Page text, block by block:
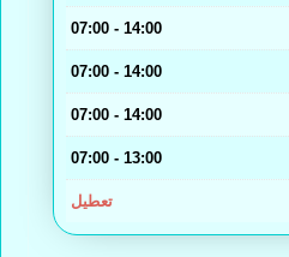
14:00 - 07:00
14:00 - 07:00
14:00 - 07:00
13:00 - 07:00
تعطیل